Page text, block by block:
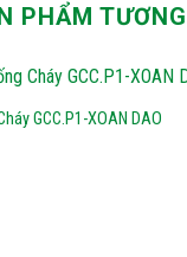
PHẨM
GCC.P1-XOAN DAO